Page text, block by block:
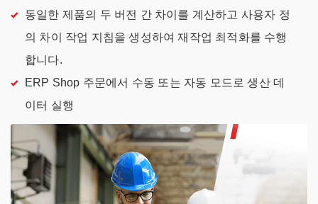
동일한 제품의 두 버전 간 차이를 계산하고 사용자 정
의 차이 작업 지침을 생성하여 재작업 최적화를 수행
합니다.
ERP Shop 주문에서 수동 또는 자동 모드로 생산 데
이터 실행